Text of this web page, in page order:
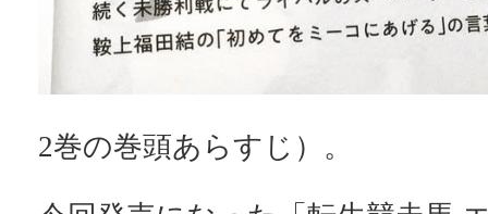
2巻の巻頭あらすじ）。